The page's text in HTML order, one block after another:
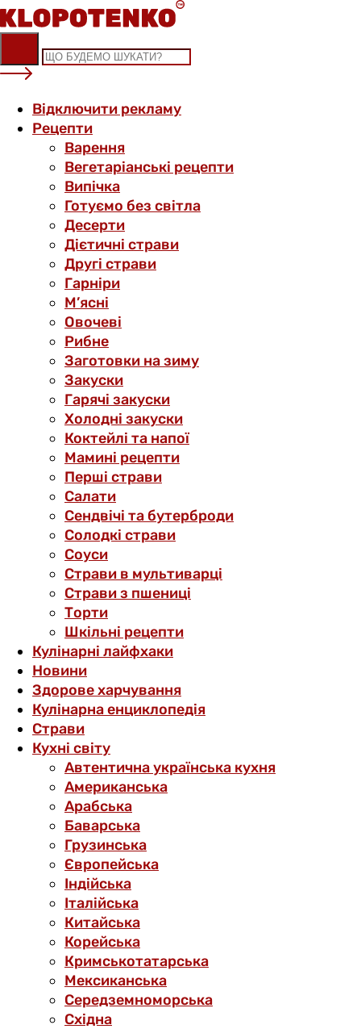
Skip
to
content
Відключити рекламу
Рецепти
Варення
Вегетаріанські рецепти
Випічка
Готуємо без світла
Десерти
Дієтичні страви
Другі страви
Гарніри
М’ясні
Овочеві
Рибне
Заготовки на зиму
Закуски
Гарячі закуски
Холодні закуски
Коктейлі та напої
Мамині рецепти
Перші страви
Салати
Сендвічі та бутерброди
Солодкі страви
Соуси
Страви в мультиварці
Страви з пшениці
Торти
Шкільні рецепти
Кулінарні лайфхаки
Новини
Здорове харчування
Кулінарна енциклопедія
Страви
Кухні світу
Автентична українська кухня
Американська
Арабська
Баварська
Грузинська
Європейська
Індійська
Італійська
Китайська
Корейська
Кримськотатарська
Мексиканська
Середземноморська
Східна